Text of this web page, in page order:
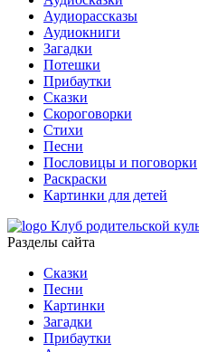
Аудиорассказы
Аудиокниги
Загадки
Потешки
Прибаутки
Сказки
Скороговорки
Стихи
Песни
Пословицы и поговорки
Раскраски
Картинки для детей
Клуб родительской
Разделы сайта
Сказки
Песни
Картинки
Загадки
Прибаутки